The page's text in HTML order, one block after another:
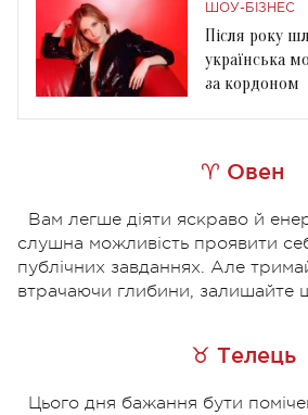
ШОУ-БІЗНЕС
Після року
українська
за кордоном
♈ Овен
Вам легше діяти яскраво й
слушна можливість проявити
публічних завданнях. Але
втрачаючи глибини, залишайте
♉ Телець
Цього дня бажання бути